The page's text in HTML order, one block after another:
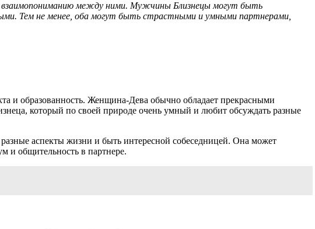
взаимопониманию между ними. Мужчины Близнецы могут быть
Тем не менее, оба могут быть страстными и умными партнерами,
и образованность. Женщина-Дева обычно обладает прекрасными
который по своей природе очень умный и любит обсуждать разные
аспекты жизни и быть интересной собеседницей. Она может
и общительность в партнере.